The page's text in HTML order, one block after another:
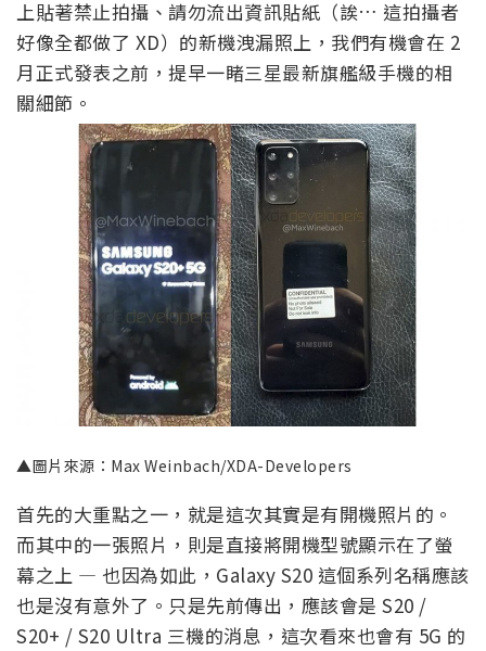
上貼著禁止拍攝、請勿流出資訊貼紙（誒… 這拍攝者
好像全都做了 XD）的新機洩漏照上，我們有機會在 2
月正式發表之前，提早一睹三星最新旗艦級手機的相
關細節。
▲圖片來源：Max Weinbach/XDA-Developers
首先的大重點之一，就是這次其實是有開機照片的。
而其中的一張照片，則是直接將開機型號顯示在了螢
幕之上 — 也因為如此，Galaxy S20 這個系列名稱應該
也是沒有意外了。只是先前傳出，應該會是 S20 /
S20+ / S20 Ultra 三機的消息，這次看來也會有 5G 的